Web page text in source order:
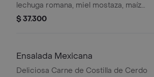
lechuga romana, miel mostaza, maíz
tierno, tomate chonto, croutones y
$ 37.300
Ensalada Mexicana
Deliciosa Carne de Costilla de Cerdo